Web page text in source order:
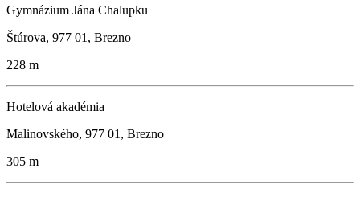
Gymnázium Jána Chalupku
Štúrova, 977 01, Brezno
228 m
Hotelová akadémia
Malinovského, 977 01, Brezno
305 m